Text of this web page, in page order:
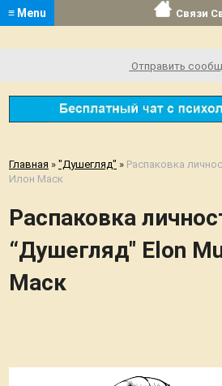
≡ Menu Связи
Отправить
Главная » "Душегляд" » Распаковка
Илон Маск
Распаковка
“Душегляд" Elon
Маск